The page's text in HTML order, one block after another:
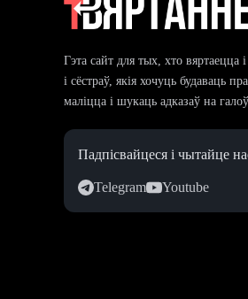
Гэта сайт для тых, хто
і сёстраў, якія хочуць будаваць
маліцца і шукаць адказаў на
Падпісвайцеся і чытайце
Telegram Youtube